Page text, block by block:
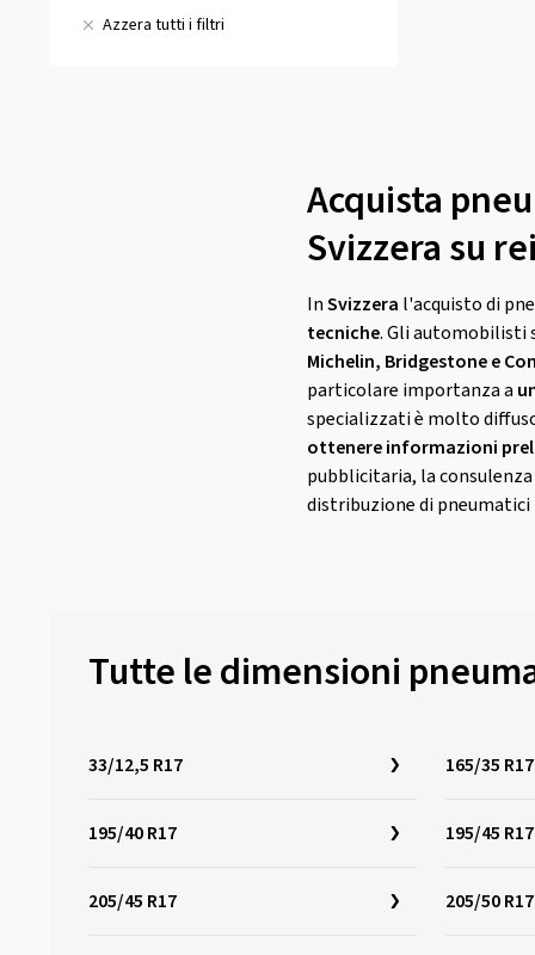
C (1)
Azzera tutti i filtri
Acquista
Svizzera su
InSvizzera l'acquisto di
tecniche. Gli automobilisti
Michelin, Bridgestone e
particolare importanza a
specializzati è molto
ottenere informazioni
pubblicitaria, la
distribuzione di
Tutte le dimensioni
33/12,5 R17 165/35 R17
195/40 R17 195/45 R17
205/45 R17 205/50 R17